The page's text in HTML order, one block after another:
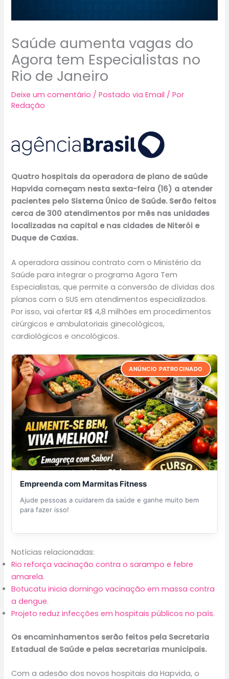
Saúde aumenta vagas do
Agora tem Especialistas no
Rio de Janeiro
Deixe um comentário /Postado via Email / Por
Redação
Quatro hospitais da operadora de plano de saúde
Hapvida começam nesta sexta-feira (16) a atender
pacientes pelo Sistema Único de Saúde. Serão feitos
cerca de 300 atendimentos por mês nas unidades
localizadas na capital e nas cidades de Niterói e
Duque de Caxias.
A operadora assinou contrato com o Ministério da
Saúde para integrar o programa Agora Tem
Especialistas, que permite a conversão de dívidas dos
planos com o SUS em atendimentos especializados.
Por isso, vai ofertar R$ 4,8 milhões em procedimentos
cirúrgicos e ambulatoriais ginecológicos,
cardiológicos e oncológicos.
ANÚNCIO PATROCINADO
Empreenda com Marmitas Fitness
Ajude pessoas a cuidarem da saúde e ganhe muito bem
para fazer isso!
Notícias relacionadas:
Rio reforça vacinação contra o sarampo e febre
amarela.
Botucatu inicia domingo vacinação em massa contra
a dengue.
Projeto reduz infecções em hospitais públicos no país.
Os encaminhamentos serão feitos pela Secretaria
Estadual de Saúde e pelas secretarias municipais.
Com a adesão dos novos hospitais da Hapvida, o